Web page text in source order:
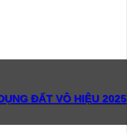
ĐẤT VÔ HIỆU 2025